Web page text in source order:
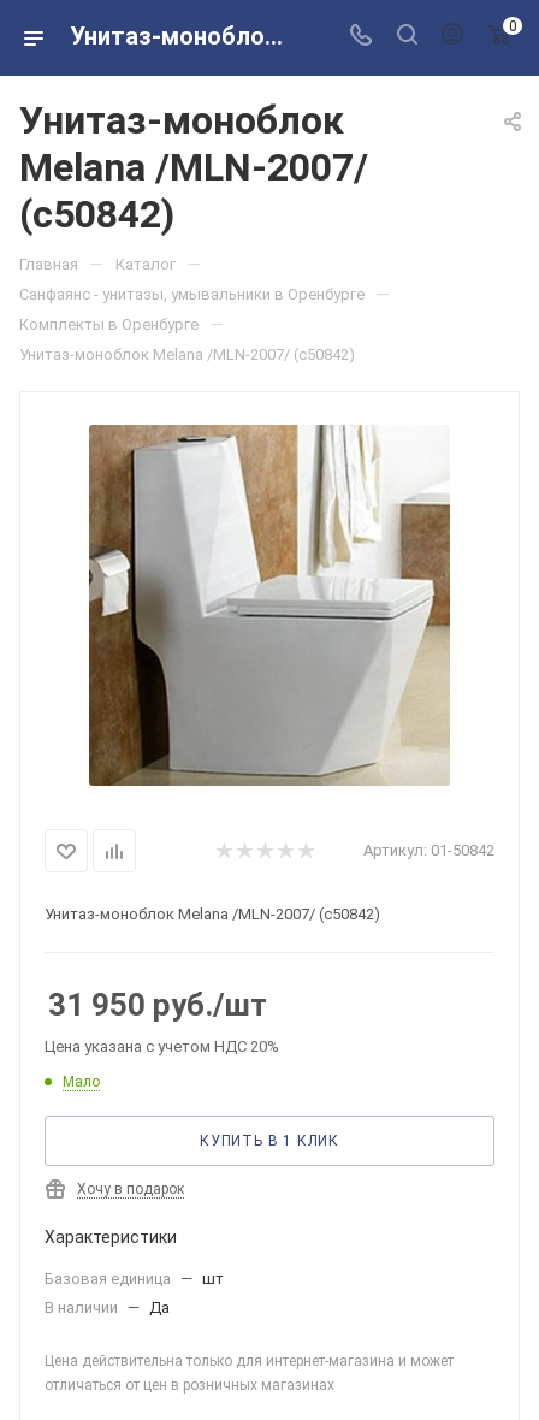
Унитаз-моноблок Melana /MLN-2007/ (c50842) в розничных магазинах Сантехторг 0
Унитаз-моноблок
Melana /MLN-2007/
(c50842)
Главная — Каталог —
Санфаянс - унитазы, умывальники в Оренбурге —
Комплекты в Оренбурге —
Унитаз-моноблок Melana /MLN-2007/ (c50842)
Артикул: 01-50842
Унитаз-моноблок Melana /MLN-2007/ (c50842)
31 950 руб./шт
Цена указана с учетом НДС 20%
Мало
КУПИТЬ В 1 КЛИК
Хочу в подарок
Характеристики
Базовая единица — шт
В наличии
— Да
Цена действительна только для интернет-магазина и может
отличаться от цен в розничных магазинах